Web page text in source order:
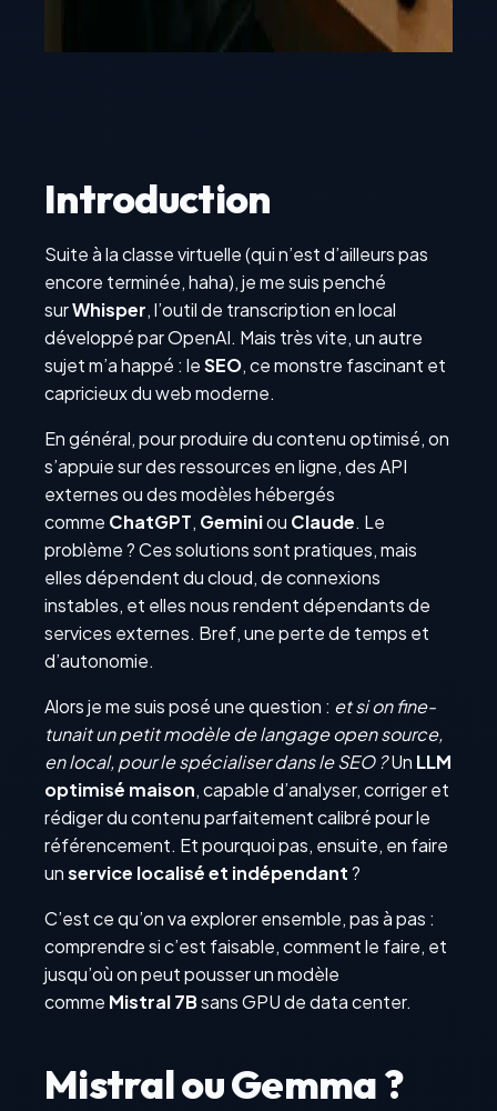
Introduction
Suite à la classe virtuelle (qui n’est d’ailleurs pas
encore terminée, haha), je me suis penché
surWhisper, l’outil de transcription en local
développé par OpenAI. Mais très vite, un autre
sujet m’a happé : leSEO, ce monstre fascinant et
capricieux du web moderne.
En général, pour produire du contenu optimisé, on
s’appuie sur des ressources en ligne, des API
externes ou des modèles hébergés
comme ChatGPT, Geminiou Claude. Le
problème ? Ces solutions sont pratiques, mais
elles dépendent du cloud, de connexions
instables, et elles nous rendent dépendants de
services externes. Bref, une perte de temps et
d’autonomie.
Alors je me suis posé une question : et si on fine-
tunait un petit modèle de langage open source,
en local, pour le spécialiser dans le SEO ?Un LLM
optimisé maison, capable d’analyser, corriger et
rédiger du contenu parfaitement calibré pour le
référencement. Et pourquoi pas, ensuite, en faire
unservice localisé et indépendant?
C’est ce qu’on va explorer ensemble, pas à pas :
comprendre si c’est faisable, comment le faire, et
jusqu’où on peut pousser un modèle
comme Mistral 7Bsans GPU de data center.
Mistral ou Gemma ?